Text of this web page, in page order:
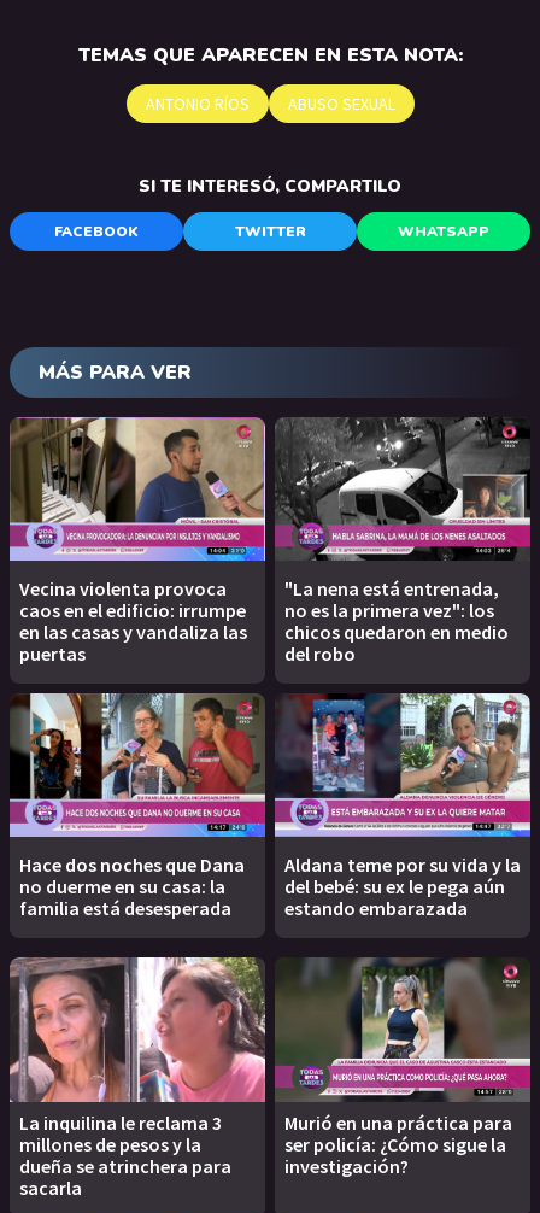
TEMAS QUE APARECEN EN ESTA NOTA:
ANTONIO RÍOS ABUSO SEXUAL
SI TE INTERESÓ, COMPARTILO
FACEBOOK TWITTER WHATSAPP
MÁS PARA VER
Vecina violenta provoca
caos en el edificio: irrumpe
en las casas y vandaliza las
puertas
"La nena está entrenada,
no es la primera vez": los
chicos quedaron en medio
del robo
Hace dos noches que Dana
no duerme en su casa: la
familia está desesperada
Aldana teme por su vida y la
del bebé: su ex le pega aún
estando embarazada
La inquilina le reclama 3
millones de pesos y la
dueña se atrinchera para
sacarla
Murió en una práctica para
ser policía: ¿Cómo sigue la
investigación?